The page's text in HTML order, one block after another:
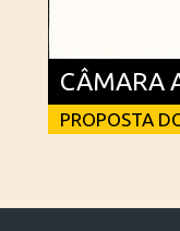
CÂMARA
PROPOSTA